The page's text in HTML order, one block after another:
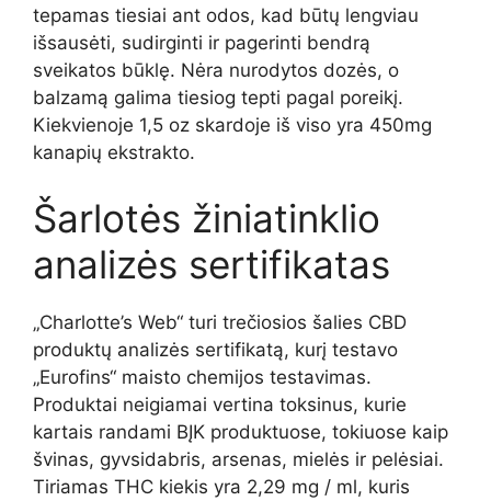
tepamas tiesiai ant odos, kad būtų lengviau
išsausėti, sudirginti ir pagerinti bendrą
sveikatos būklę. Nėra nurodytos dozės, o
balzamą galima tiesiog tepti pagal poreikį.
Kiekvienoje 1,5 oz skardoje iš viso yra 450mg
kanapių ekstrakto.
Šarlotės žiniatinklio
analizės sertifikatas
„Charlotte’s Web“ turi trečiosios šalies CBD
produktų analizės sertifikatą, kurį testavo
„Eurofins“ maisto chemijos testavimas.
Produktai neigiamai vertina toksinus, kurie
kartais randami BĮK produktuose, tokiuose kaip
švinas, gyvsidabris, arsenas, mielės ir pelėsiai.
Tiriamas THC kiekis yra 2,29 mg / ml, kuris